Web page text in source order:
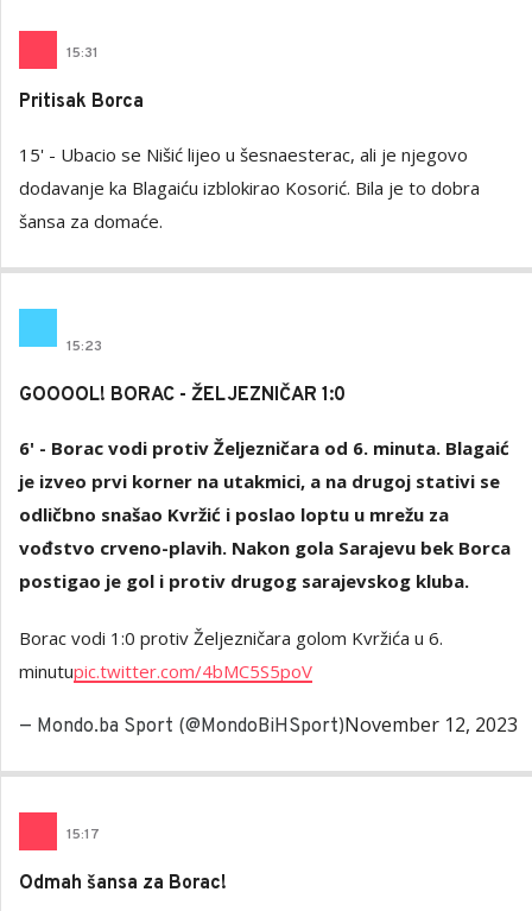
15:31
Pritisak Borca
15' - Ubacio se Nišić lijeo u šesnaesterac, ali je njegovo
dodavanje ka Blagaiću izblokirao Kosorić. Bila je to dobra
šansa za domaće.
15:23
GOOOOL! BORAC - ŽELJEZNIČAR 1:0
6' - Borac vodi protiv Željezničara od 6. minuta. Blagaić
je izveo prvi korner na utakmici, a na drugoj stativi se
odličbno snašao Kvržić i poslao loptu u mrežu za
vođstvo crveno-plavih. Nakon gola Sarajevu bek Borca
postigao je gol i protiv drugog sarajevskog kluba.
Borac vodi 1:0 protiv Željezničara golom Kvržića u 6.
minutupic.twitter.com/4bMC5S5poV
— Mondo.ba Sport (@MondoBiHSport)November 12, 2023
15:17
Odmah šansa za Borac!